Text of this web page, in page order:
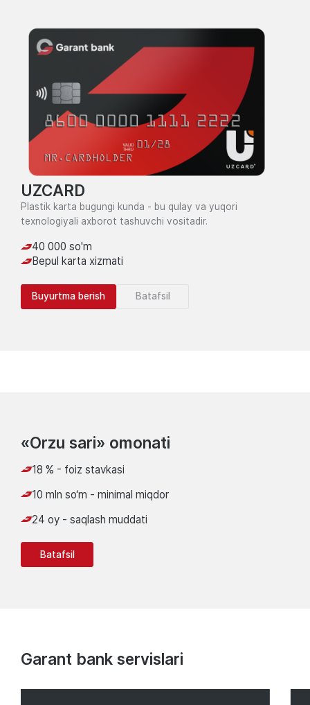
частных
UZCARD
Plastik karta bugungi kunda - bu qulay va yuqori
texnologiyali axborot tashuvchi vositadir.
40 000 so'm
Bepul karta xizmati
Buyurtma berish Batafsil
«Orzu sari» omonati
18 % - foiz stavkasi
10 mln so‘m - minimal miqdor
24 oy - saqlash muddati
Batafsil
Garant bank servislari